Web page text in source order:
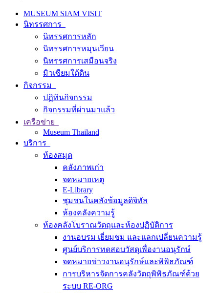
MUSEUM SIAM VISIT
นิทรรศการ
นิทรรศการหลัก
นิทรรศการหมุนเวียน
นิทรรศการเสมือนจริง
มิวเซียมใต้ดิน
กิจกรรม
ปฏิทินกิจกรรม
กิจกรรมที่ผ่านมาแล้ว
เครือข่าย
Museum Thailand
บริการ
ห้องสมุด
คลังภาพเก่า
จดหมายเหตุ
E-Library
ชุมชนในคลังข้อมูลดิจิทัล
ห้องคลังความรู้
ห้องคลังโบราณวัตถุและห้องปฏิบัติการ
งานอบรม เยี่ยมชม และแลกเปลี่ยนความรู้
ศูนย์บริการทดสอบวัสดุเพื่องานอนุรักษ์
จดหมายข่าวงานอนุรักษ์และพิพิธภัณฑ์
การบริหารจัดการคลังวัตถุพิพิธภัณฑ์ด้วย
ระบบ RE-ORG